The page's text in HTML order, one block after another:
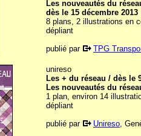
Les nouveautés du
dès le 15 décembre 2013
8 plans, 2 illustrations en
dépliant
publié par
TPG
unireso
Les + du réseau / dès le
Les nouveautés du
1 plan, environ 14
dépliant
publié par
Unireso,